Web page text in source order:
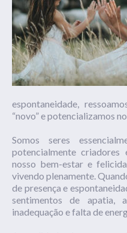
espontaneidade,
“novo” e potencializamos
Somos seres
potencialmente
nosso bem-estar e
vivendo plenamente.
de presença e
sentimentos de apatia,
inadequação e falta de